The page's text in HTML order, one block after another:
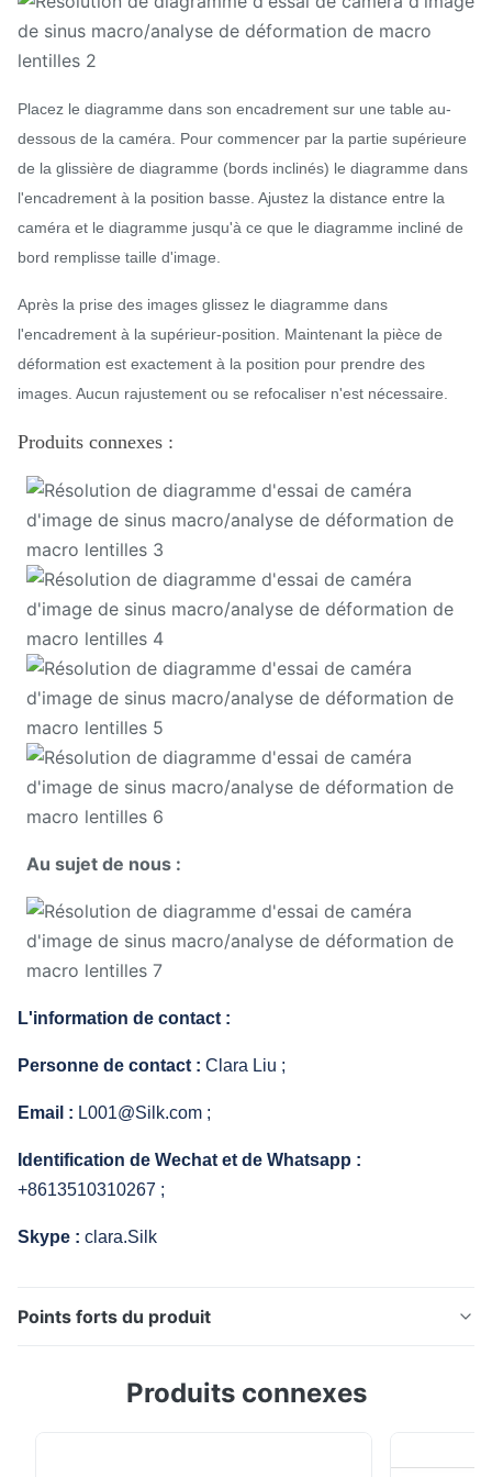
Placez le diagramme dans son encadrement sur une table au-
dessous de la caméra. Pour commencer par la partie supérieure
de la glissière de diagramme (bords inclinés) le diagramme dans
l'encadrement à la position basse. Ajustez la distance entre la
caméra et le diagramme jusqu'à ce que le diagramme incliné de
bord remplisse taille d'image.
Après la prise des images glissez le diagramme dans
l'encadrement à la supérieur-position. Maintenant la pièce de
déformation est exactement à la position pour prendre des
images. Aucun rajustement ou se refocaliser n'est nécessaire.
Produits connexes :
Au sujet de nous :
L'information de contact :
Personne de contact : Clara Liu ;
Email : L001@Silk.com ;
Identification de Wechat et de Whatsapp :
+8613510310267 ;
Skype : clara.Silk
Points forts du produit
MACRO de résolution et déformation de macro
Produits connexes